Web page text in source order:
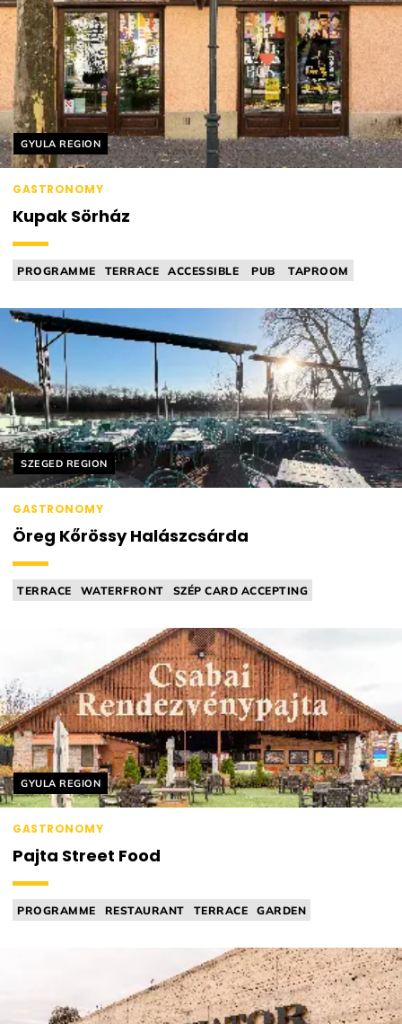
Helyszín címkék:
GYULA REGION
GASTRONOMY
Kupak Sörház
PROGRAMME TERRACE ACCESSIBLE PUB TAPROOM
Helyszín címkék:
SZEGED REGION
GASTRONOMY
Öreg Kőrössy Halászcsárda
TERRACE WATERFRONT
SZÉP CARD ACCEPTING
Helyszín címkék:
GYULA REGION
GASTRONOMY
Pajta Street Food
PROGRAMME RESTAURANT TERRACE
GARDEN